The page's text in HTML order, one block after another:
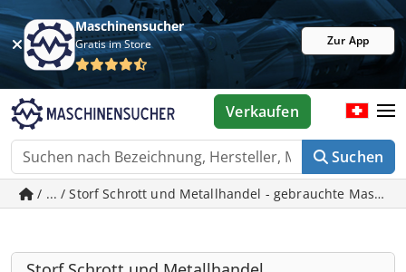
Maschinensucher
Gratis im Store Zur App
Suchen
Verkaufen
/ ... / Storf Schrott und Metallhandel - gebrauchte